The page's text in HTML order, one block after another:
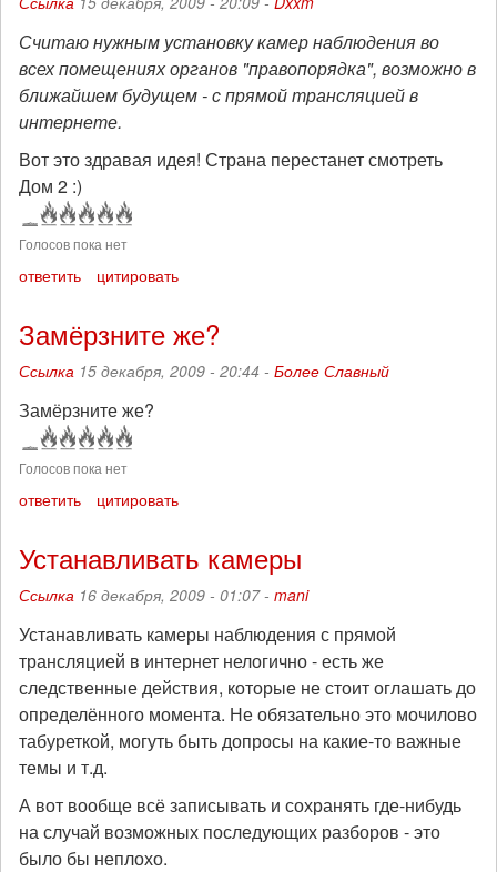
Считаю нужным установку камер наблюдения во
всех помещениях органов "правопорядка", возможно в
ближайшем будущем - с прямой трансляцией в
интернете.
Вот это здравая идея! Страна перестанет смотреть
Дом 2 :)
Голосов пока нет
ответить цитировать
Замёрзните же?
Ссылка 15 декабря, 2009 - 20:44 - Более Славный
Замёрзните же?
Голосов пока нет
ответить цитировать
Устанавливать камеры
Ссылка 16 декабря, 2009 - 01:07 - mani
Устанавливать камеры наблюдения с прямой
трансляцией в интернет нелогично - есть же
следственные действия, которые не стоит оглашать до
определённого момента. Не обязательно это мочилово
табуреткой, могуть быть допросы на какие-то важные
темы и т.д.
А вот вообще всё записывать и сохранять где-нибудь
на случай возможных последующих разборов - это
было бы неплохо.